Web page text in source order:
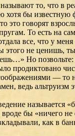
то, что в
хотя бы известную
это говорят
То есть на
все, что у
этого не ценишь,
Но позвольте:
продиктовано
— то
ведь альтруизм
называется
бы «ничего не
как в